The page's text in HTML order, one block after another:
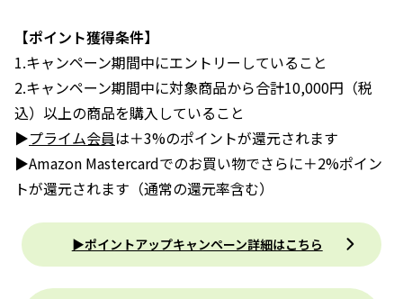
【ポイント獲得条件】
1.キャンペーン期間中にエントリーしていること
2.キャンペーン期間中に対象商品から合計10,000円（税
込）以上の商品を購入していること
▶プライム会員は＋3%のポイントが還元されます
▶Amazon Mastercardでのお買い物でさらに＋2%ポイン
トが還元されます（通常の還元率含む）
▶ポイントアップキャンペーン詳細はこちら